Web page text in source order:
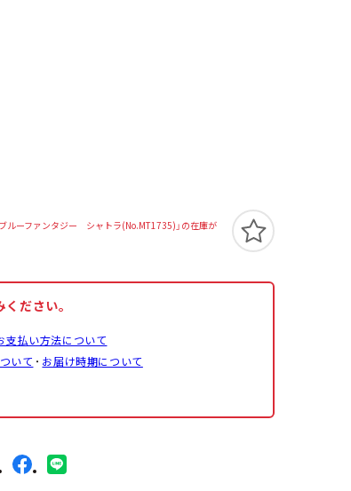
ーファンタジー シャトラ(No.MT1735)」の在庫が
ださい。
支払い方法について
いて
お届け時期について